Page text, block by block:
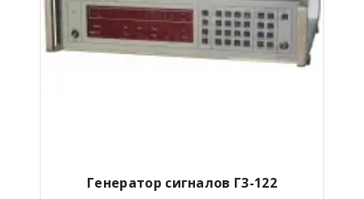
Генератор сигналов Г3-122